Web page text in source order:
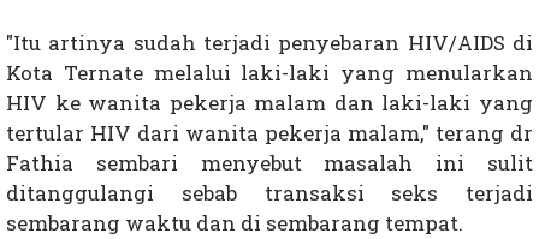
"Itu artinya sudah terjadi penyebaran HIV/AIDS di
Kota Ternate melalui laki-laki yang menularkan
HIV ke wanita pekerja malam dan laki-laki yang
tertular HIV dari wanita pekerja malam," terang dr
Fathia sembari menyebut masalah ini sulit
ditanggulangi sebab transaksi seks terjadi
sembarang waktu dan di sembarang tempat.